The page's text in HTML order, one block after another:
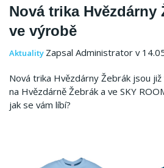
Nová trika Hvězdárny
ve výrobě
Aktuality Zapsal Administrator v
Nová trika Hvězdárny Žebrák jsou
na Hvězdárně Žebrák a ve SKY
jak se vám líbí?